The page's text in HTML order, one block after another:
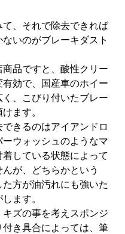
、それで除去できれば
いのがブレーキダスト
品ですと、酸性クリー
効で、国産車のホイー
、こびり付いたブレー
ます。
きるのはアイアンドロ
ウォッシュのようなマ
している状態によって
が、どちらかという
方が油汚れにも強いた
ます。
ズの事を考えスポンジ
き具合によっては、筆